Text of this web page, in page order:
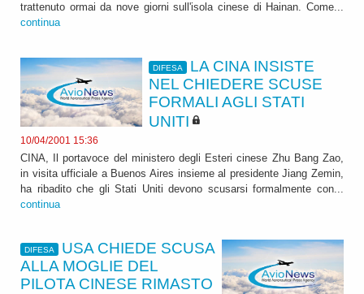
trattenuto ormai da nove giorni sull'isola cinese di Hainan. Come...
continua
DIFESA
LA CINA INSISTE
NEL CHIEDERE SCUSE
FORMALI AGLI STATI
UNITI
10/04/2001 15:36
CINA, Il portavoce del ministero degli Esteri cinese Zhu Bang Zao,
in visita ufficiale a Buenos Aires insieme al presidente Jiang Zemin,
ha ribadito che gli Stati Uniti devono scusarsi formalmente con...
continua
DIFESA
USA CHIEDE SCUSA
ALLA MOGLIE DEL
PILOTA CINESE RIMASTO